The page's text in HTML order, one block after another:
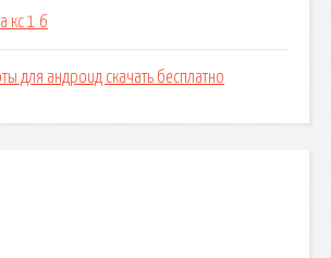
кс 1 6
для андроид скачать бесплатно